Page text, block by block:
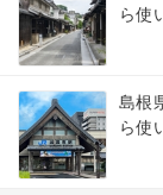
ら使
島根
ら使